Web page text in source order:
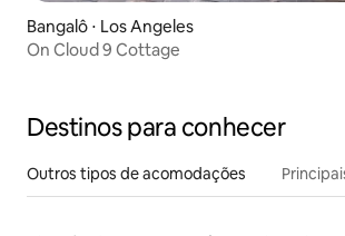
Bangalô ⋅ Los Angeles
On Cloud 9 Cottage
Destinos para conhecer
Outros tipos de acomodações